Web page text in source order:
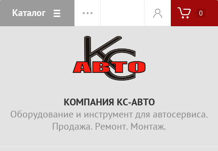
Каталог 0
КОМПАНИЯ КС-АВТО
Оборудование и инструмент для автосервиса.
Продажа. Ремонт. Монтаж.